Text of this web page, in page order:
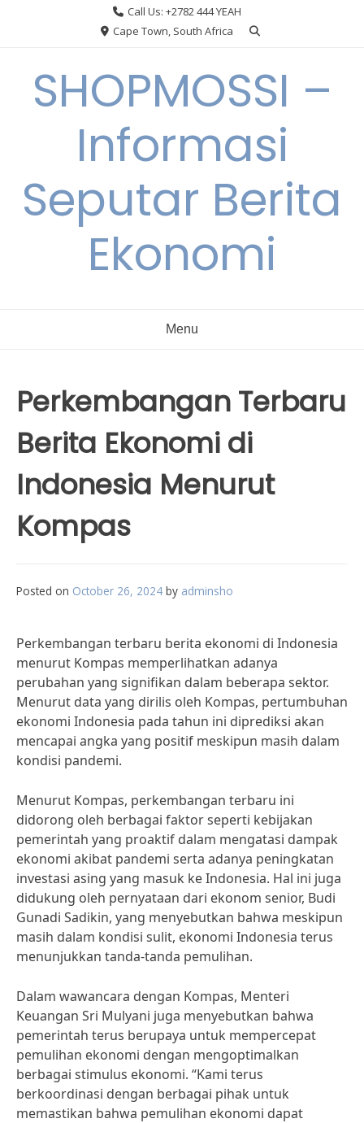
Call Us: +2782 444 YEAH
Cape Town, South Africa
SHOPMOSSI –
Informasi
Seputar Berita
Ekonomi
Menu
Perkembangan Terbaru
Berita Ekonomi di
Indonesia Menurut
Kompas
Posted on October 26, 2024 by adminsho
Perkembangan terbaru berita ekonomi di Indonesia
menurut Kompas memperlihatkan adanya
perubahan yang signifikan dalam beberapa sektor.
Menurut data yang dirilis oleh Kompas, pertumbuhan
ekonomi Indonesia pada tahun ini diprediksi akan
mencapai angka yang positif meskipun masih dalam
kondisi pandemi.
Menurut Kompas, perkembangan terbaru ini
didorong oleh berbagai faktor seperti kebijakan
pemerintah yang proaktif dalam mengatasi dampak
ekonomi akibat pandemi serta adanya peningkatan
investasi asing yang masuk ke Indonesia. Hal ini juga
didukung oleh pernyataan dari ekonom senior, Budi
Gunadi Sadikin, yang menyebutkan bahwa meskipun
masih dalam kondisi sulit, ekonomi Indonesia terus
menunjukkan tanda-tanda pemulihan.
Dalam wawancara dengan Kompas, Menteri
Keuangan Sri Mulyani juga menyebutkan bahwa
pemerintah terus berupaya untuk mempercepat
pemulihan ekonomi dengan mengoptimalkan
berbagai stimulus ekonomi. “Kami terus
berkoordinasi dengan berbagai pihak untuk
memastikan bahwa pemulihan ekonomi dapat